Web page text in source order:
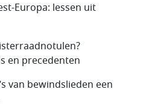
Europa: lessen uit
en precedenten
van bewindslieden een